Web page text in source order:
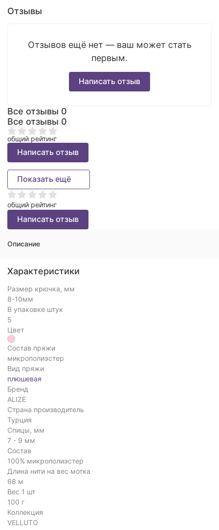
Отзывы
Отзывов ещё нет — ваш может стать
первым.
Написать отзыв
Все отзывы 0
Все отзывы 0
общий рейтинг
Написать отзыв
Показать ещё
общий рейтинг
Написать отзыв
Описание
Характеристики
Размер крючка, мм
8-10мм
В упаковке штук
5
Цвет
Состав пряжи
микрополиэстер
Вид пряжи
плюшевая
Бренд
ALIZE
Страна производитель
Турция
Спицы, мм
7 - 9 мм
Состав
100% микрополиэстер
Длина нити на вес мотка
68 м
Вес 1 шт
100 г
Коллекция
VELLUTO